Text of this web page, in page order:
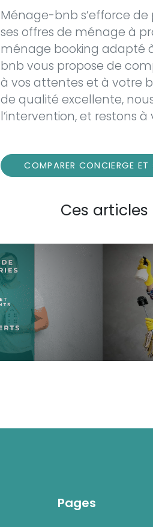
Ménage-bnb s’efforce
ses offres de ménage à
ménage booking adapté
bnb vous propose de
à vos attentes et à votre
de qualité excellente,
l’intervention, et restons
COMPARER CONCIERGE
Ces
Pages